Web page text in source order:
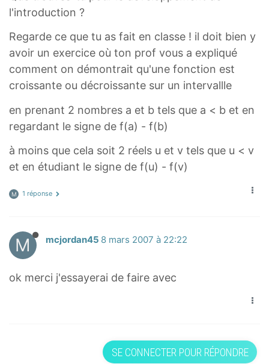
l'introduction ?
Regarde ce que tu as fait en classe ! il doit bien y
avoir un exercice où ton prof vous a expliqué
comment on démontrait qu'une fonction est
croissante ou décroissante sur un intervallle
en prenant 2 nombres a et b tels que a < b et en
regardant le signe de f(a) - f(b)
à moins que cela soit 2 réels u et v tels que u < v
et en étudiant le signe de f(u) - f(v)
M 1 réponse
M mcjordan45 8 mars 2007 à 22:22
ok merci j'essayerai de faire avec
SE CONNECTER POUR RÉPONDRE